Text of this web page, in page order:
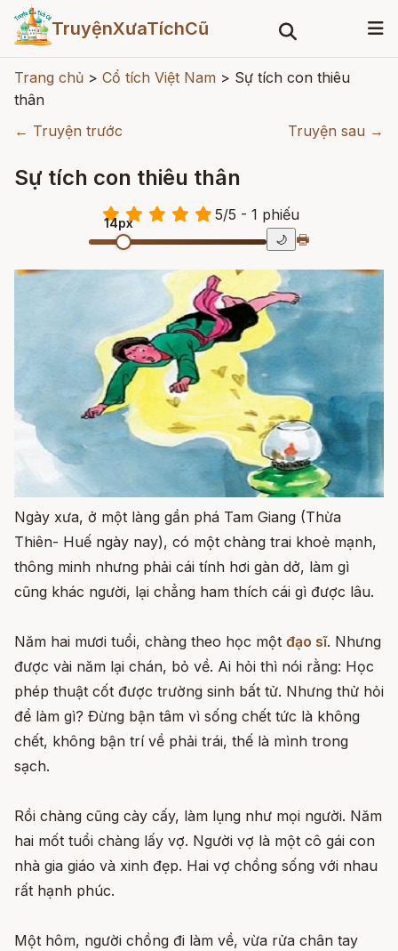
TruyệnXưaTíchCũ
Trang chủ > Cổ tích Việt Nam > Sự tích con thiêu
thân
← Truyện trước
Truyện sau →
Sự tích con thiêu thân
5/5 - 1 phiếu
14px
🌙 🖶
Ngày xưa, ở một làng gần phá Tam Giang (Thừa
Thiên- Huế ngày nay), có một chàng trai khoẻ mạnh,
thông minh nhưng phải cái tính hơi gàn dở, làm gì
cũng khác người, lại chẳng ham thích cái gì được lâu.
Năm hai mươi tuổi, chàng theo học một đạo sĩ. Nhưng
được vài năm lại chán, bỏ về. Ai hỏi thì nói rằng: Học
phép thuật cốt được trường sinh bất tử. Nhưng thử hỏi
để làm gì? Ðừng bận tâm vì sống chết tức là không
chết, không bận trí về phải trái, thế là mình trong
sạch.
Rồi chàng cũng cày cấy, làm lụng như mọi người. Năm
hai mốt tuổi chàng lấy vợ. Người vợ là một cô gái con
nhà gia giáo và xinh đẹp. Hai vợ chồng sống với nhau
rất hạnh phúc.
Một hôm, người chồng đi làm về, vừa rửa chân tay